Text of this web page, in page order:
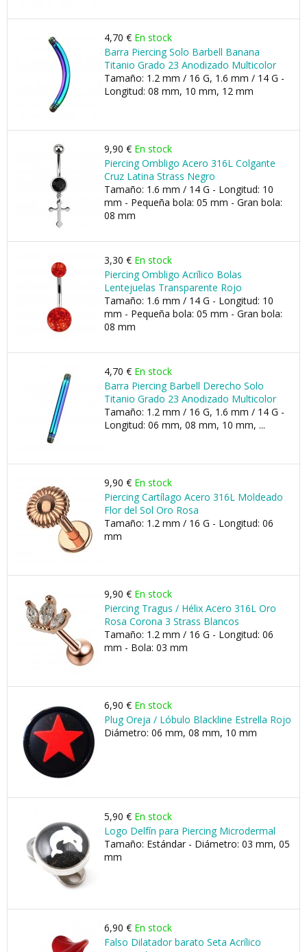
4,70 € En stock
Barra Piercing Solo Barbell Banana
Titanio Grado 23 Anodizado Multicolor
Tamaño: 1.2 mm / 16 G, 1.6 mm / 14 G -
Longitud: 08 mm, 10 mm, 12 mm
9,90 € En stock
Piercing Ombligo Acero 316L Colgante
Cruz Latina Strass Negro
Tamaño: 1.6 mm / 14 G - Longitud: 10
mm - Pequeña bola: 05 mm - Gran bola:
08 mm
3,30 € En stock
Piercing Ombligo Acrílico Bolas
Lentejuelas Transparente Rojo
Tamaño: 1.6 mm / 14 G - Longitud: 10
mm - Pequeña bola: 05 mm - Gran bola:
08 mm
4,70 € En stock
Barra Piercing Barbell Derecho Solo
Titanio Grado 23 Anodizado Multicolor
Tamaño: 1.2 mm / 16 G, 1.6 mm / 14 G -
Longitud: 06 mm, 08 mm, 10 mm, ...
9,90 € En stock
Piercing Cartílago Acero 316L Moldeado
Flor del Sol Oro Rosa
Tamaño: 1.2 mm / 16 G - Longitud: 06
mm
9,90 € En stock
Piercing Tragus / Hélix Acero 316L Oro
Rosa Corona 3 Strass Blancos
Tamaño: 1.2 mm / 16 G - Longitud: 06
mm - Bola: 03 mm
6,90 € En stock
Plug Oreja / Lóbulo Blackline Estrella Rojo
Diámetro: 06 mm, 08 mm, 10 mm
5,90 € En stock
Logo Delfín para Piercing Microdermal
Tamaño: Estándar - Diámetro: 03 mm, 05
mm
6,90 € En stock
Falso Dilatador barato Seta Acrílico